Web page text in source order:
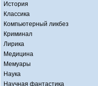
История
Классика
Компьютерный ликбез
Криминал
Лирика
Медицина
Мемуары
Наука
Научная фантастика